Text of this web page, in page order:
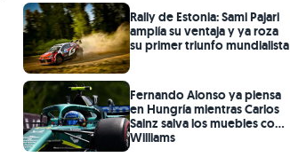
Rally de Estonia: Sami Pajari
amplía su ventaja y ya roza
su primer triunfo mundialista
Fernando Alonso ya piensa
en Hungría mientras Carlos
Sainz salva los muebles con
Williams